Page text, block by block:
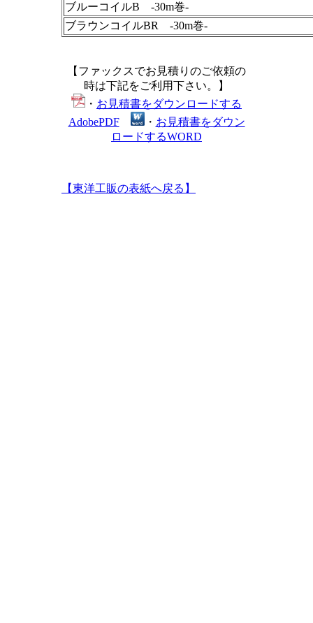
ブルーコイルB -30m巻-
ブラウンコイルBR -30m巻-
【ファックスでお見積りのご依頼の
時は下記をご利用下さい。】
・ お見積書をダウンロードする
AdobePDF
・ お見積書をダウン
ロードするWORD
【東洋工販の表紙へ戻る】